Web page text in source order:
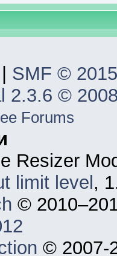
| SMF ©
2.3.6 ©
Forums
Resizer
limit level,
©
© 2007-